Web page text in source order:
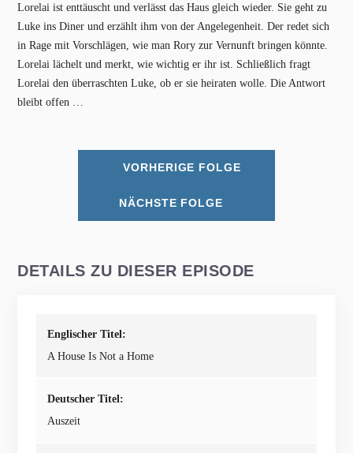
Lorelai ist enttäuscht und verlässt das Haus gleich wieder. Sie geht zu
Luke ins Diner und erzählt ihm von der Angelegenheit. Der redet sich
in Rage mit Vorschlägen, wie man Rory zur Vernunft bringen könnte.
Lorelai lächelt und merkt, wie wichtig er ihr ist. Schließlich fragt
Lorelai den überraschten Luke, ob er sie heiraten wolle. Die Antwort
bleibt offen …
VORHERIGE FOLGE
NÄCHSTE FOLGE
DETAILS ZU DIESER EPISODE
Englischer Titel:
A House Is Not a Home
Deutscher Titel:
Auszeit